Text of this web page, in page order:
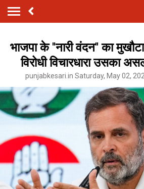
भाजपा के ''नारी वंदन'' का
विरोधी विचारधारा उसका
punjabkesari.in Saturday, May 02,